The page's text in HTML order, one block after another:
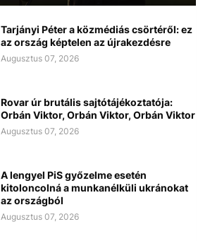
Tarjányi Péter a közmédiás csörtéről: ez
az ország képtelen az újrakezdésre
Augusztus 07, 2026
Rovar úr brutális sajtótájékoztatója:
Orbán Viktor, Orbán Viktor, Orbán Viktor
Augusztus 07, 2026
A lengyel PiS győzelme esetén
kitoloncolná a munkanélküli ukránokat
az országból
Augusztus 07, 2026